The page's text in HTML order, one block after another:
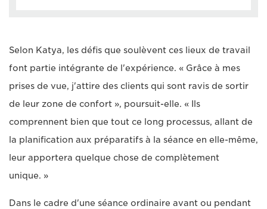
Selon Katya, les défis que soulèvent ces lieux de travail
font partie intégrante de l'expérience. « Grâce à mes
prises de vue, j'attire des clients qui sont ravis de sortir
de leur zone de confort », poursuit-elle. « Ils
comprennent bien que tout ce long processus, allant de
la planification aux préparatifs à la séance en elle-même,
leur apportera quelque chose de complètement
unique. »
Dans le cadre d'une séance ordinaire avant ou pendant